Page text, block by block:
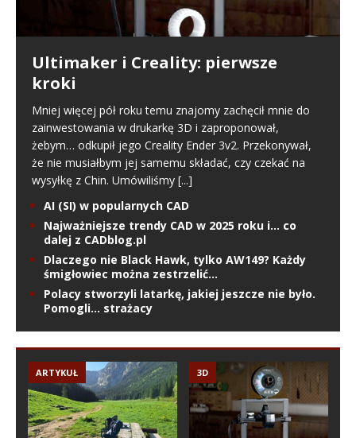
Ultimaker i Creality: pierwsze
kroki
Mniej więcej pół roku temu znajomy zachęcił mnie do
zainwestowania w drukarkę 3D i zaproponował,
żebym… odkupił jego Creality Ender 3v2. Przekonywał,
że nie musiałbym jej samemu składać, czy czekać na
wysyłkę z Chin. Umówiliśmy [...]
AI (SI) w popularnych CAD
Najważniejsze trendy CAD w 2025 roku i… co
dalej z CADblog.pl
Dlaczego nie Black Hawk, tylko AW149? Każdy
śmigłowiec można zestrzelić…
Polacy stworzyli latarkę, jakiej jeszcze nie było.
Pomogli… strażacy
ARTYKUŁ 3D